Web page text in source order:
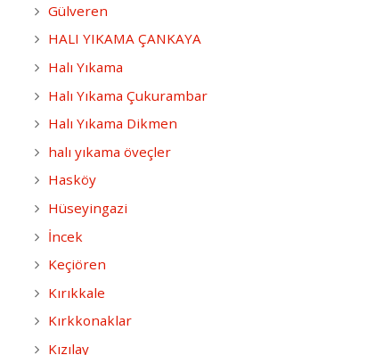
Gülveren
HALI YIKAMA ÇANKAYA
Halı Yıkama
Halı Yıkama Çukurambar
Halı Yıkama Dikmen
halı yıkama öveçler
Hasköy
Hüseyingazi
İncek
Keçiören
Kırıkkale
Kırkkonaklar
Kızılay